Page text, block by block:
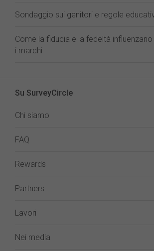
Sondaggio sui genitori e regole
Come la fiducia e la fedeltà
i marchi
Su SurveyCircle
Chi siamo
FAQ
Rewards
Partners
Lavori
Nei media